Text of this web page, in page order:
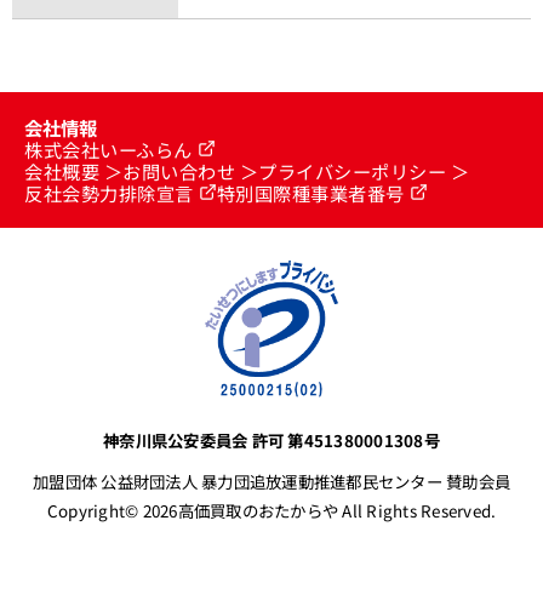
会社情報
株式会社いーふらん
会社概要
お問い合わせ
プライバシーポリシー
反社会勢力排除宣言
特別国際種事業者番号
神奈川県公安委員会 許可 第451380001308号
加盟団体 公益財団法人 暴力団追放運動推進都民センター 賛助会員
Copyright© 2026高価買取のおたからや All Rights Reserved.